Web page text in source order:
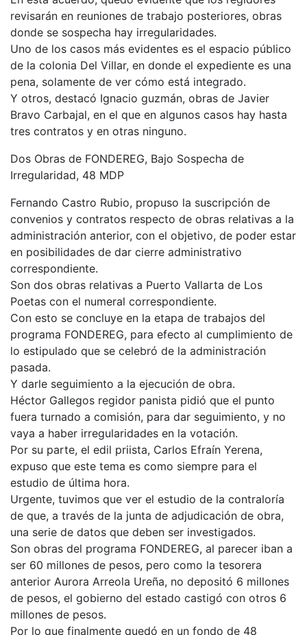
revisarán en reuniones de trabajo posteriores, obras
donde se sospecha hay irregularidades.
Uno de los casos más evidentes es el espacio público
de la colonia Del Villar, en donde el expediente es una
pena, solamente de ver cómo está integrado.
Y otros, destacó Ignacio guzmán, obras de Javier
Bravo Carbajal, en el que en algunos casos hay hasta
tres contratos y en otras ninguno.
Dos Obras de FONDEREG, Bajo Sospecha de
Irregularidad, 48 MDP
Fernando Castro Rubio, propuso la suscripción de
convenios y contratos respecto de obras relativas a la
administración anterior, con el objetivo, de poder estar
en posibilidades de dar cierre administrativo
correspondiente.
Son dos obras relativas a Puerto Vallarta de Los
Poetas con el numeral correspondiente.
Con esto se concluye en la etapa de trabajos del
programa FONDEREG, para efecto al cumplimiento de
lo estipulado que se celebró de la administración
pasada.
Y darle seguimiento a la ejecución de obra.
Héctor Gallegos regidor panista pidió que el punto
fuera turnado a comisión, para dar seguimiento, y no
vaya a haber irregularidades en la votación.
Por su parte, el edil priista, Carlos Efraín Yerena,
expuso que este tema es como siempre para el
estudio de última hora.
Urgente, tuvimos que ver el estudio de la contraloría
de que, a través de la junta de adjudicación de obra,
una serie de datos que deben ser investigados.
Son obras del programa FONDEREG, al parecer iban a
ser 60 millones de pesos, pero como la tesorera
anterior Aurora Arreola Ureña, no depositó 6 millones
de pesos, el gobierno del estado castigó con otros 6
millones de pesos.
Por lo que finalmente quedó en un fondo de 48